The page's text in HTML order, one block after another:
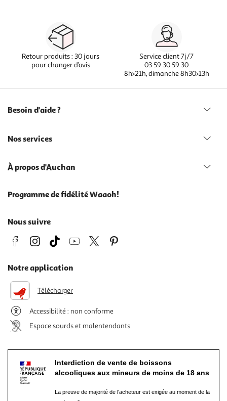
Retour produits : 30 jours
pour changer d’avis
Service client 7j/7
03 59 30 59 30
8h>21h, dimanche 8h30>13h
Besoin d'aide ?
Nos services
À propos d'Auchan
Programme de fidélité Waaoh!
Nous suivre
Notre application
Télécharger
Accessibilité : non conforme
Espace sourds et malentendants
Interdiction de vente de boissons
alcooliques aux mineurs de moins de 18 ans
La preuve de majorité de l'acheteur est exigée au moment de la